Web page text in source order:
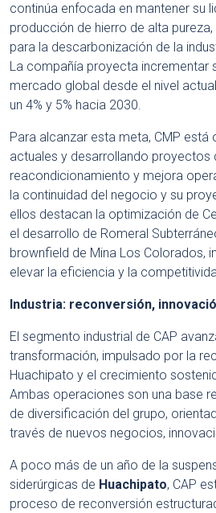
continúa enfocada en mantener su
producción de hierro de alta pureza,
para la descarbonización de la
La compañía proyecta incrementar
mercado global desde el nivel
un 4% y 5% hacia 2030.
Para alcanzar esta meta, CMP
actuales y desarrollando proyectos
reacondicionamiento y mejora
la continuidad del negocio y su
ellos destacan la optimización de
el desarrollo de Romeral
brownfield de Mina Los Colorados,
elevar la eficiencia y la
Industria: reconversión,
El segmento industrial de CAP
transformación, impulsado por la
Huachipato y el crecimiento
Ambas operaciones son una base
de diversificación del grupo,
través de nuevos negocios,
A poco más de un año de la
siderúrgicas de Huachipato, CAP
proceso de reconversión